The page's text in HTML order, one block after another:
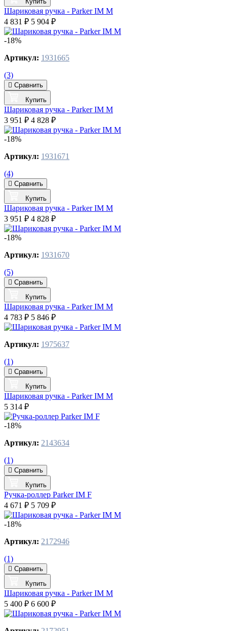
Шариковая ручка - Parker IM M
4 831 ₽ 5 904 ₽
-18%
Артикул: 1931665
(3)
Сравнить
Купить
Шариковая ручка - Parker IM M
3 951 ₽ 4 828 ₽
-18%
Артикул: 1931671
(4)
Сравнить
Купить
Шариковая ручка - Parker IM M
3 951 ₽ 4 828 ₽
-18%
Артикул: 1931670
(5)
Сравнить
Купить
Шариковая ручка - Parker IM M
4 783 ₽ 5 846 ₽
Артикул: 1975637
(1)
Сравнить
Купить
Шариковая ручка - Parker IM M
5 314 ₽
-18%
Артикул: 2143634
(1)
Сравнить
Купить
Ручка-роллер Parker IM F
4 671 ₽ 5 709 ₽
-18%
Артикул: 2172946
(1)
Сравнить
Купить
Шариковая ручка - Parker IM M
5 400 ₽ 6 600 ₽